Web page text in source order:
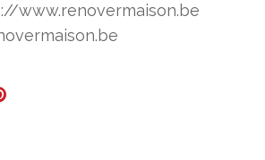
www.renovermaison.be